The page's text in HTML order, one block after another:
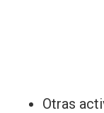
Otras